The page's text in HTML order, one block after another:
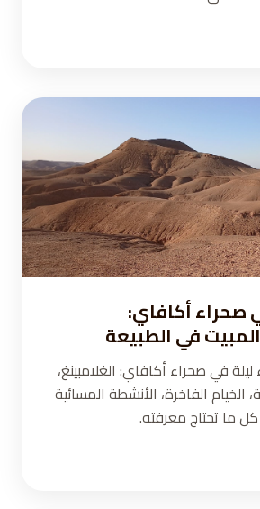
صحراء أكافاي:
في الطبيعة
في صحراء أكافاي: الغلامبينغ،
الخيام الفاخرة، الأنشطة المسائية
ما تحتاج معرفته.